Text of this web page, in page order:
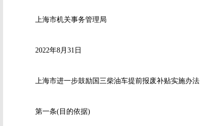
上海市机关事务管理局
2022年8月31日
上海市进一步鼓励国三柴油车提前报废补贴实施办法
第一条(目的依据)